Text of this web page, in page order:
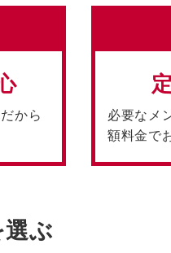
から
必要なメ
額料金で
ぶ